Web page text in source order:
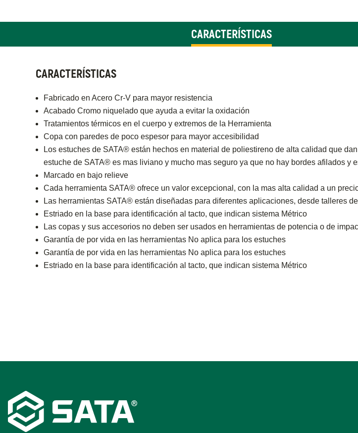
CARACTERÍSTICAS
CARACTERÍSTICAS
Fabricado en Acero Cr-V para mayor resistencia
Acabado Cromo niquelado que ayuda a evitar la oxidación
Tratamientos térmicos en el cuerpo y extremos de la Herramienta
Copa con paredes de poco espesor para mayor accesibilidad
Los estuches de SATA® están hechos en material de poliestireno de alta calidad que
estuche de SATA® es mas liviano y mucho mas seguro ya que no hay bordes afilados y
Marcado en bajo relieve
Cada herramienta SATA® ofrece un valor excepcional, con la mas alta calidad a un
Las herramientas SATA® están diseñadas para diferentes aplicaciones, desde talleres
Estriado en la base para identificación al tacto, que indican sistema Métrico
Las copas y sus accesorios no deben ser usados en herramientas de potencia o de
Garantía de por vida en las herramientas No aplica para los estuches
Garantía de por vida en las herramientas No aplica para los estuches
Estriado en la base para identificación al tacto, que indican sistema Métrico
Footer